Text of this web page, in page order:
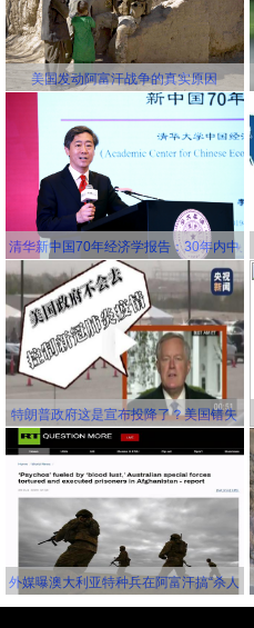
美国发动阿富汗战争的真实原因
清华新中国70年经济学报告：30年内中
国将成为世界第一大经济体
特朗普政府这是宣布投降了？美国错失
延缓新冠病毒传播的机会，并且还要一
错再错！
外媒曝澳大利亚特种兵在阿富汗搞“杀人